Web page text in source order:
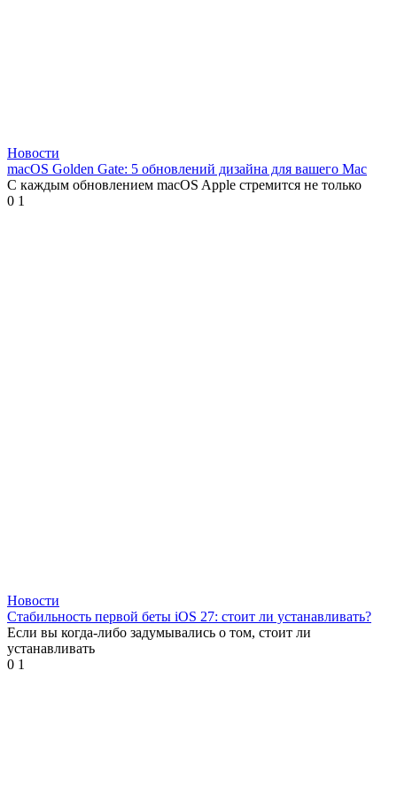
Новости
macOS Golden Gate: 5 обновлений дизайна для вашего Mac
С каждым обновлением macOS Apple стремится не только
0 1
Новости
Стабильность первой беты iOS 27: стоит ли устанавливать?
Если вы когда-либо задумывались о том, стоит ли
устанавливать
0 1